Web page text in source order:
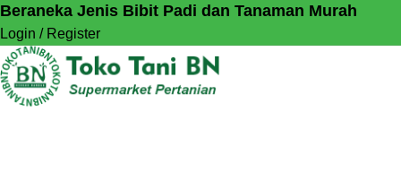
Beraneka Jenis Bibit Padi dan Tanaman Murah
Login / Register